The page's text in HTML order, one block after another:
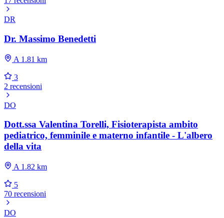
DR
Dr. Massimo Benedetti
A 1.81 km
3
2 recensioni
DO
Dott.ssa Valentina Torelli, Fisioterapista ambito
pediatrico, femminile e materno infantile - L'albero
della vita
A 1.82 km
5
70 recensioni
DO